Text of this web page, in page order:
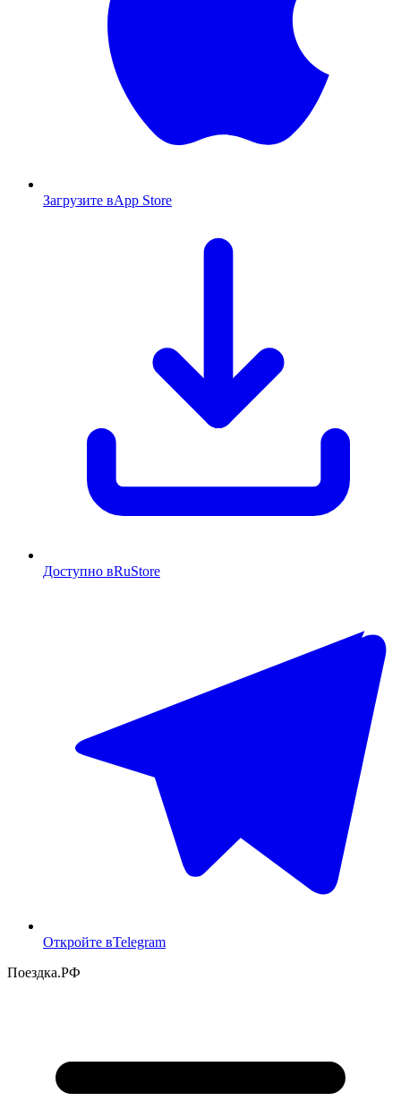
Загрузите вApp Store
Доступно вRuStore
Откройте вTelegram
Поездка.РФ